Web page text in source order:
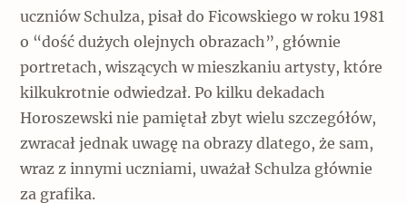
uczniów Schulza, pisał do Ficowskiego w roku 1981
o “dość dużych olejnych obrazach”, głównie
portretach, wiszących w mieszkaniu artysty, które
kilkukrotnie odwiedzał. Po kilku dekadach
Horoszewski nie pamiętał zbyt wielu szczegółów,
zwracał jednak uwagę na obrazy dlatego, że sam,
wraz z innymi uczniami, uważał Schulza głównie
za grafika.